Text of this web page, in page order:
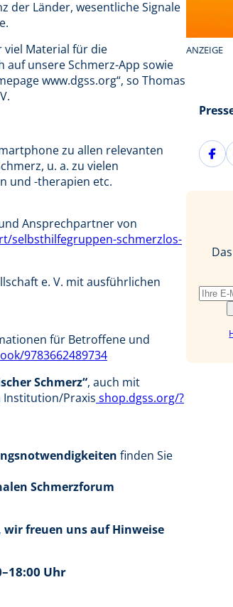
der Länder, wesentliche Signale
viel Material für die
unsere Schmerz-App sowie
www.dgss.org“, so Thomas
zu allen relevanten
u. a. zu vielen
und -therapien etc.
Ansprechpartner von
selbsthilfegruppen-schmerzlos-
e. V. mit ausführlichen
für Betroffene und
9783662489734
Schmerz“, auch mit
Institution/Praxis shop.dgss.org/?
finden Sie
Schmerzforum
wir freuen uns auf Hinweise
Uhr
ANZEIGE
F
a
X
i